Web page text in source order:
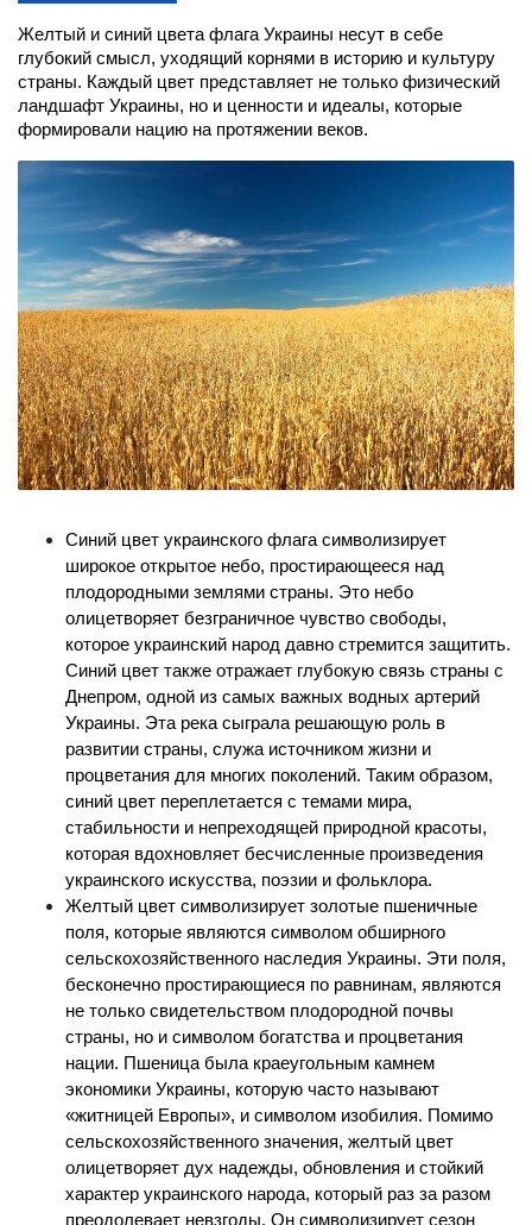
Желтый и синий цвета флага Украины несут в себе
глубокий смысл, уходящий корнями в историю и культуру
страны. Каждый цвет представляет не только физический
ландшафт Украины, но и ценности и идеалы, которые
формировали нацию на протяжении веков.
Синий цвет украинского флага символизирует
широкое открытое небо, простирающееся над
плодородными землями страны. Это небо
олицетворяет безграничное чувство свободы,
которое украинский народ давно стремится защитить.
Синий цвет также отражает глубокую связь страны с
Днепром, одной из самых важных водных артерий
Украины. Эта река сыграла решающую роль в
развитии страны, служа источником жизни и
процветания для многих поколений. Таким образом,
синий цвет переплетается с темами мира,
стабильности и непреходящей природной красоты,
которая вдохновляет бесчисленные произведения
украинского искусства, поэзии и фольклора.
Желтый цвет символизирует золотые пшеничные
поля, которые являются символом обширного
сельскохозяйственного наследия Украины. Эти поля,
бесконечно простирающиеся по равнинам, являются
не только свидетельством плодородной почвы
страны, но и символом богатства и процветания
нации. Пшеница была краеугольным камнем
экономики Украины, которую часто называют
«житницей Европы», и символом изобилия. Помимо
сельскохозяйственного значения, желтый цвет
олицетворяет дух надежды, обновления и стойкий
характер украинского народа, который раз за разом
преодолевает невзгоды. Он символизирует сезон